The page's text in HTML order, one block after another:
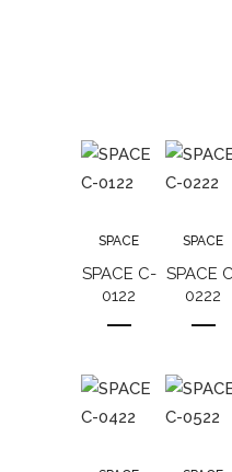
SPACE
SPACE C-
0122
SPACE
SPACE
0222